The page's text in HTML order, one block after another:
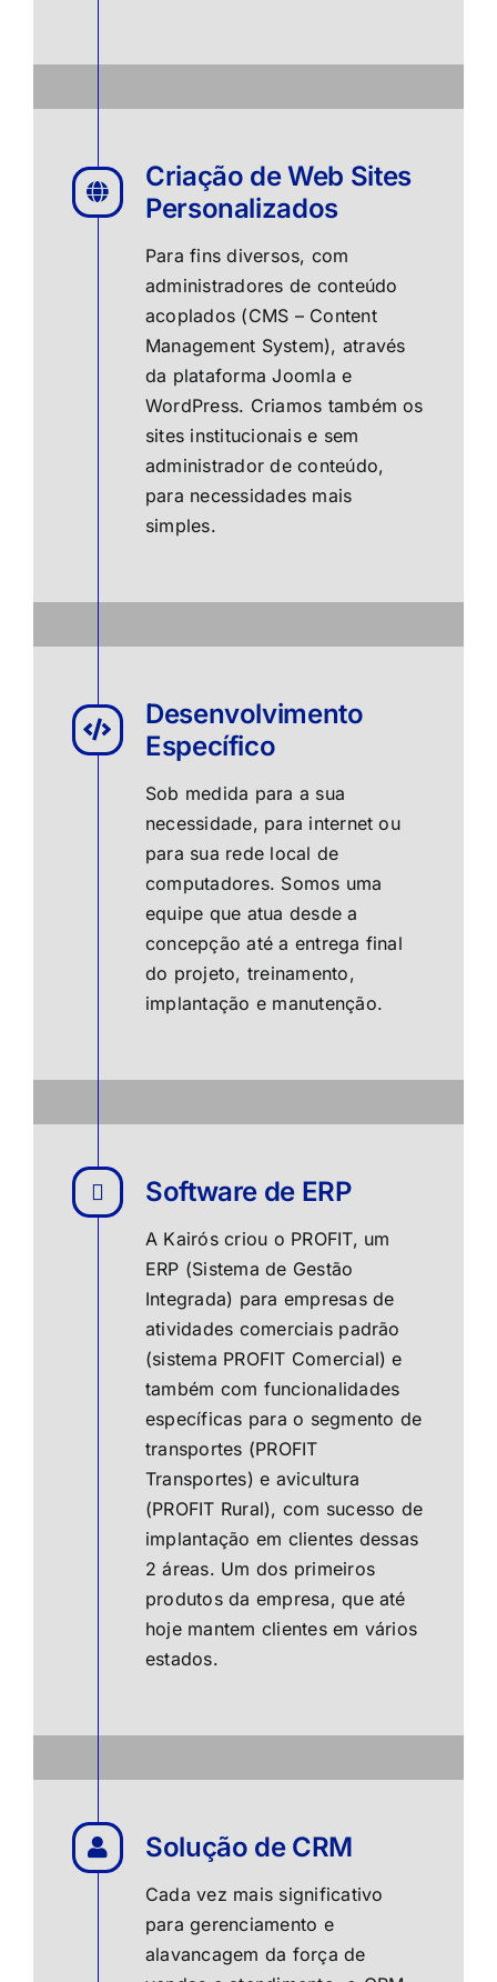
Criação de Web Sites
Personalizados
Para fins diversos, com
administradores de conteúdo
acoplados (CMS – Content
Management System), através
da plataforma Joomla e
WordPress. Criamos também os
sites institucionais e sem
administrador de conteúdo,
para necessidades mais
simples.
Desenvolvimento
Específico
Sob medida para a sua
necessidade, para internet ou
para sua rede local de
computadores. Somos uma
equipe que atua desde a
concepção até a entrega final
do projeto, treinamento,
implantação e manutenção.
Software de ERP
A Kairós criou o PROFIT, um
ERP (Sistema de Gestão
Integrada) para empresas de
atividades comerciais padrão
(sistema PROFIT Comercial) e
também com funcionalidades
específicas para o segmento de
transportes (PROFIT
Transportes) e avicultura
(PROFIT Rural), com sucesso de
implantação em clientes dessas
2 áreas. Um dos primeiros
produtos da empresa, que até
hoje mantem clientes em vários
estados.
Solução de CRM
Cada vez mais significativo
para gerenciamento e
alavancagem da força de